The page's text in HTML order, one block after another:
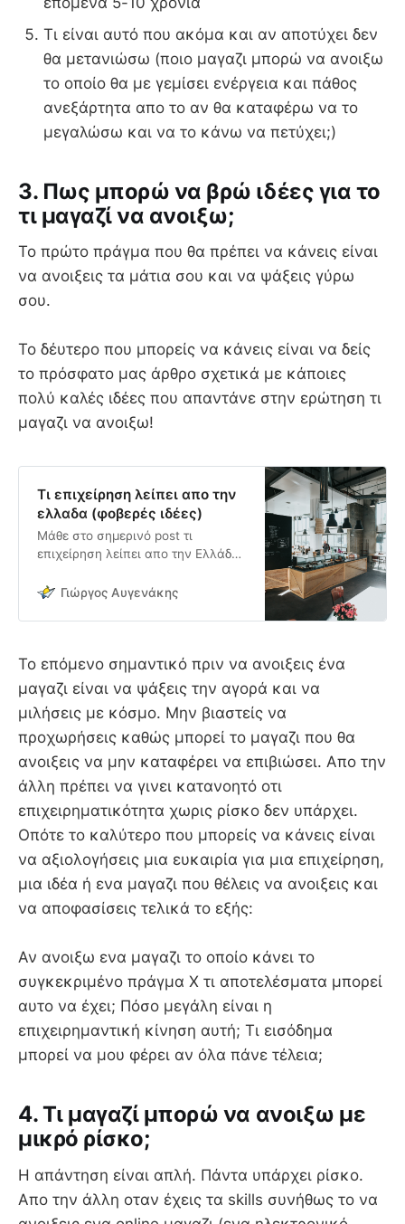
Τι είναι αυτό που ακόμα και αν αποτύχει δεν
θα μετανιώσω (ποιο μαγαζι μπορώ να ανοιξω
το οποίο θα με γεμίσει ενέργεια και πάθος
ανεξάρτητα απο το αν θα καταφέρω να το
μεγαλώσω και να το κάνω να πετύχει;)
3. Πως μπορώ να βρώ ιδέες για το
τι μαγαζί να ανοιξω;
Το πρώτο πράγμα που θα πρέπει να κάνεις είναι
να ανοιξεις τα μάτια σου και να ψάξεις γύρω
σου.
Το δέυτερο που μπορείς να κάνεις είναι να δείς
το πρόσφατο μας άρθρο σχετικά με κάποιες
πολύ καλές ιδέες που απαντάνε στην ερώτηση τι
μαγαζι να ανοιξω!
Τι επιχείρηση λείπει απο την
ελλαδα (φοβερές ιδέες)
Μάθε στο σημερινό post τι
επιχείρηση λείπει απο την Ελλάδα
ξεκινήσεις την επιχείρησή σου με
Γιώργος Αυγενάκης
Το επόμενο σημαντικό πριν να ανοιξεις ένα
μαγαζι είναι να ψάξεις την αγορά και να
μιλήσεις με κόσμο. Μην βιαστείς να
προχωρήσεις καθώς μπορεί το μαγαζι που θα
ανοιξεις να μην καταφέρει να επιβιώσει. Απο την
άλλη πρέπει να γινει κατανοητό οτι
επιχειρηματικότητα χωρις ρίσκο δεν υπάρχει.
Οπότε το καλύτερο που μπορείς να κάνεις είναι
να αξιολογήσεις μια ευκαιρία για μια επιχείρηση,
μια ιδέα ή ενα μαγαζι που θέλεις να ανοιξεις και
να αποφασίσεις τελικά το εξής:
Αν ανοιξω ενα μαγαζι το οποίο κάνει το
συγκεκριμένο πράγμα Χ τι αποτελέσματα μπορεί
αυτο να έχει; Πόσο μεγάλη είναι η
επιχειρημαντική κίνηση αυτή; Τι εισόδημα
μπορεί να μου φέρει αν όλα πάνε τέλεια;
4. Τι μαγαζί μπορώ να ανοιξω με
μικρό ρίσκο;
Η απάντηση είναι απλή. Πάντα υπάρχει ρίσκο.
Απο την άλλη οταν έχεις τα skills συνήθως το να